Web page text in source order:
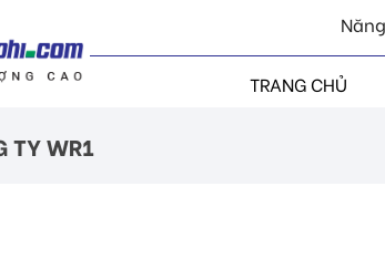
TRANG CHỦ
TY WR1